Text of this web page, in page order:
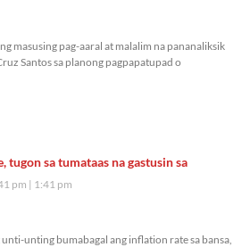
masusing pag-aaral at malalim na pananaliksik
Santos sa planong pagpapatupad o
tugon sa tumataas na gastusin sa
pm 1:41 pm
unting bumabagal ang inflation rate sa bansa,